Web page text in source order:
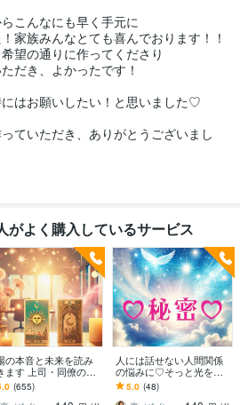
こんなにも早く手元に
家族みんなとても喜んでおります！！
望の通りに作ってくださり
だき、よかったです！
はお願いしたい！と思いました♡
ていただき、ありがとうございまし
がよく購入しているサービス
の本音と未来を読み
ます 上司・同僚の本
霊感タロットで明か
心できる未来へ♡
(655)
人には話せない人間関係
の悩みに♡そっと光を灯
します 心のもつれをほど
き♡未来に光を霊感タロ
5.0 (48)